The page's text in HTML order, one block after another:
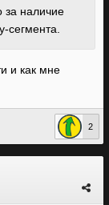
за наличие
сегмента.
и как мне
2